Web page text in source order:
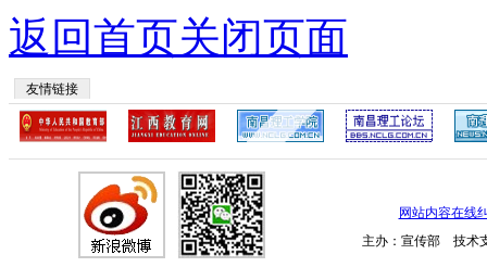
返回首页关闭页面
友情链接
网站内容在线
主办：宣传部 技术